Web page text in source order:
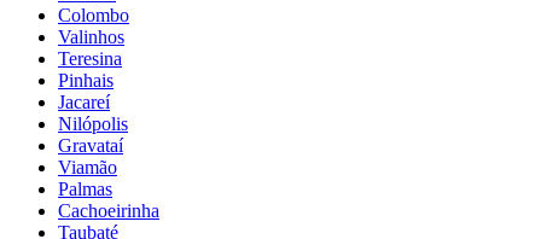
Colombo
Valinhos
Teresina
Pinhais
Jacareí
Nilópolis
Gravataí
Viamão
Palmas
Cachoeirinha
Taubaté